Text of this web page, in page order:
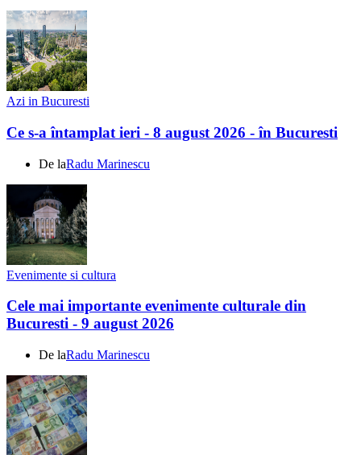
Azi in Bucuresti
Ce s-a întamplat ieri - 8 august 2026 - în Bucuresti
De laRadu Marinescu
Evenimente si cultura
Cele mai importante evenimente culturale din
Bucuresti - 9 august 2026
De laRadu Marinescu